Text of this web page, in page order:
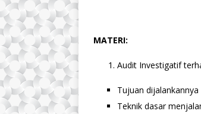
MATERI:
Audit Investigatif
Tujuan
Teknik dasar